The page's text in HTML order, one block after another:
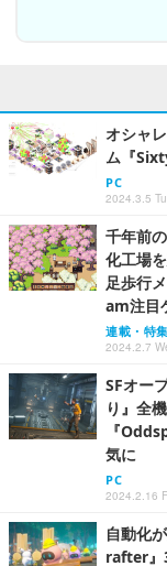
オシャ
ム『
PC
2024.3.5
千年前
化工場
足歩行
am注目
連載・特集
2024.2.7
SFオー
り』全
『
気に
PC
2024.2.16
自動化
rafter』